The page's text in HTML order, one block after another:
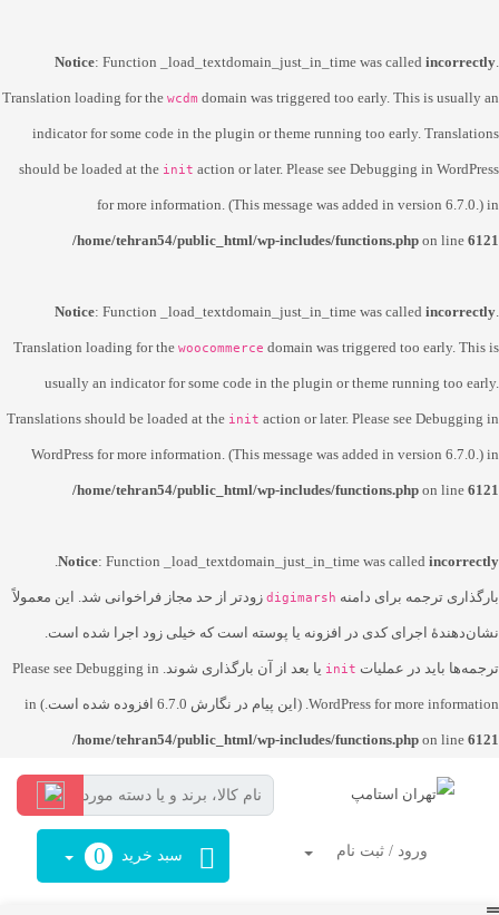
Notice: Function _load_textdomain_just_in_time was called incorrectly.
Translation loading for the wcdm domain was triggered too early. This is usually an
indicator for some code in the plugin or theme running too early. Translations
should be loaded at the init action or later. Please see Debugging in WordPress
for more information. (This message was added in version 6.7.0.) in
/home/tehran54/public_html/wp-includes/functions.php on line 6121
Notice: Function _load_textdomain_just_in_time was called incorrectly.
Translation loading for the woocommerce domain was triggered too early. This is
usually an indicator for some code in the plugin or theme running too early.
Translations should be loaded at the init action or later. Please see Debugging in
WordPress for more information. (This message was added in version 6.7.0.) in
/home/tehran54/public_html/wp-includes/functions.php on line 6121
Notice: Function _load_textdomain_just_in_time was called incorrectly
.
بارگذاری ترجمه برای دامنه digimarsh زودتر از حد مجاز فراخوانی شد. این معمولاً
نشان‌دهندهٔ اجرای کدی در افزونه یا پوسته است که خیلی زود اجرا شده است.
ترجمه‌ها باید در عملیات init یا بعد از آن بارگذاری شوند. Please see Debugging in
WordPress for more information. (این پیام در نگارش 6.7.0 افزوده شده است.) in
/home/tehran54/public_html/wp-includes/functions.php on line 6121
ورود / ثبت نام سبد خرید 0